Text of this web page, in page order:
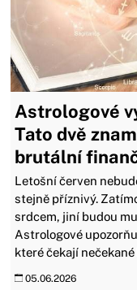
Astrologové
Tato dvě
brutální
Letošní červen
stejně příznivý.
srdcem, jiní budou
Astrologové
které čekají
05.06.2026